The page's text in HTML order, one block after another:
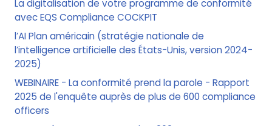
La digitalisation de votre programme de conformité
avec EQS Compliance COCKPIT
l’AI Plan américain (stratégie nationale de
l’intelligence artificielle des États-Unis, version 2024-
2025)
WEBINAIRE - La conformité prend la parole - Rapport
2025 de l'enquête auprès de plus de 600 compliance
officers